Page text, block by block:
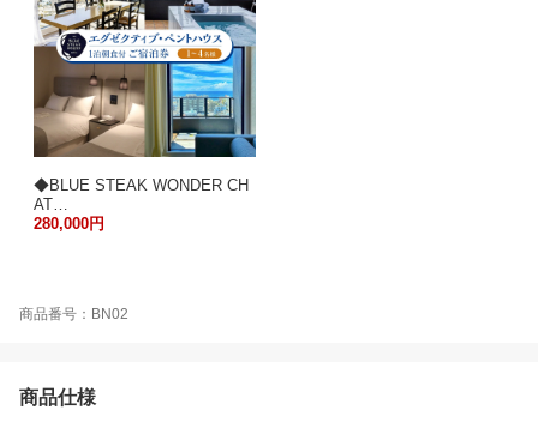
◆BLUE STEAK WONDER CH
AT…
280,000円
商品番号：BN02
商品仕様